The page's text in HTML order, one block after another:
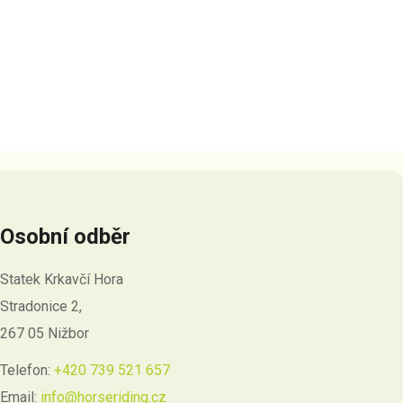
Osobní odběr
Statek Krkavčí Hora
Stradonice 2,
267 05 Nižbor
Telefon: +420 739 521 657
Email: info@horseriding.cz